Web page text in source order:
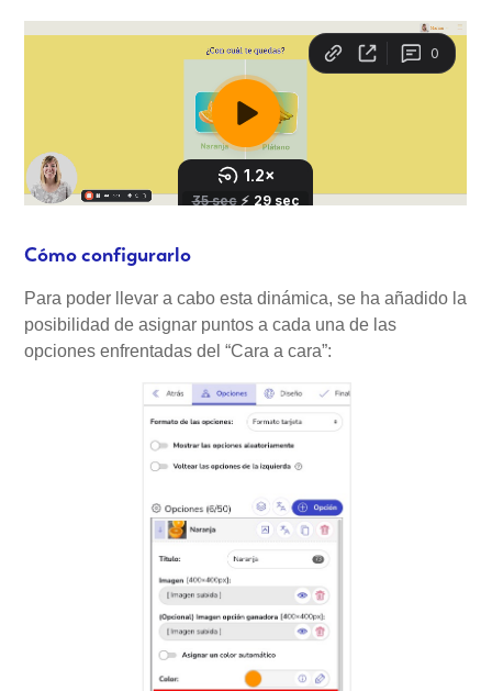
Cómo configurarlo
Para poder llevar a cabo esta dinámica, se ha añadido la
posibilidad de asignar puntos a cada una de las
opciones enfrentadas del “Cara a cara”: